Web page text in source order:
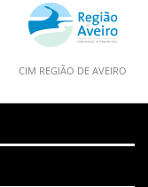
CIM REGIÃO DE AVEIRO